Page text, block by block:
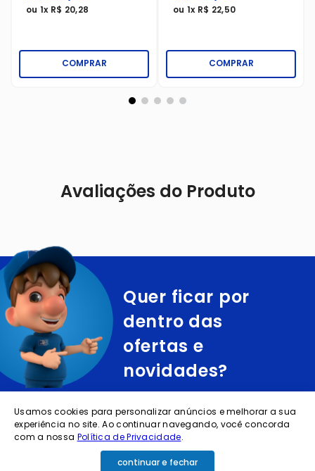
ou 1x R$ 20,28
COMPRAR
ou 1x R$ 22,50
COMPRAR
Avaliações do Produto
Quer ficar por
dentro das
ofertas e
novidades?
cadastre o seu e-mail abaixo para receber ofertas exclusivas
Usamos cookies para personalizar anúncios e melhorar a sua
experiência no site. Ao continuar navegando, você concorda
com a nossa Política de Privacidade.
continuar e fechar